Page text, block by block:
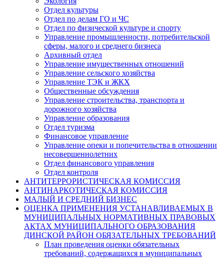
Отдел культуры
Отдел по делам ГО и ЧС
Отдел по физической культуре и спорту
Управление промышленности, потребительской
сферы, малого и среднего бизнеса
Архивный отдел
Управление имущественных отношений
Управление сельского хозяйства
Управление ТЭК и ЖКХ
Общественные обсуждения
Управление строительства, транспорта и
дорожного хозяйства
Управление образования
Отдел туризма
Финансовое управление
Управление опеки и попечительства в отношении
несовершеннолетних
Отдел финансового управления
Отдел контроля
АНТИТЕРРОРИСТИЧЕСКАЯ КОМИССИЯ
АНТИНАРКОТИЧЕСКАЯ КОМИССИЯ
МАЛЫЙ И СРЕДНИЙ БИЗНЕС
ОЦЕНКА ПРИМЕНЕНИЯ УСТАНАВЛИВАЕМЫХ В
МУНИЦИПАЛЬНЫХ НОРМАТИВНЫХ ПРАВОВЫХ
АКТАХ МУНИЦИПАЛЬНОГО ОБРАЗОВАНИЯ
ДИНСКОЙ РАЙОН ОБЯЗАТЕЛЬНЫХ ТРЕБОВАНИЙ
План проведения оценки обязательных
требований, содержащихся в муниципальных